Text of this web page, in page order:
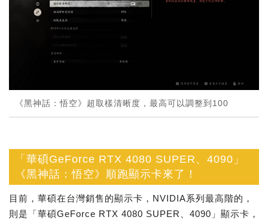
《黑神話：悟空》超取樣清晰度，最高可以調整到100
「華碩GeForce RTX 4080 SUPER、4090」
《黑神話：悟空》順跑顯示卡來了！
目前，華碩在台灣銷售的顯示卡，NVIDIA系列最高階的，
則是「華碩GeForce RTX 4080 SUPER、4090」顯示卡，